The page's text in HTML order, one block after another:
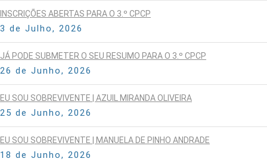
INSCRIÇÕES ABERTAS PARA O 3.º CPCP
3 de Julho, 2026
JÁ PODE SUBMETER O SEU RESUMO PARA O 3.º CPCP
26 de Junho, 2026
EU SOU SOBREVIVENTE | AZUIL MIRANDA OLIVEIRA
25 de Junho, 2026
EU SOU SOBREVIVENTE | MANUELA DE PINHO ANDRADE
18 de Junho, 2026